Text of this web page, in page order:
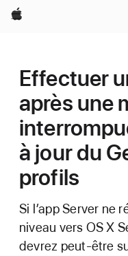
Apple
Effectuer
après une
à jour du
profils
Si l’app Server ne
niveau vers OS X
devrez peut-être